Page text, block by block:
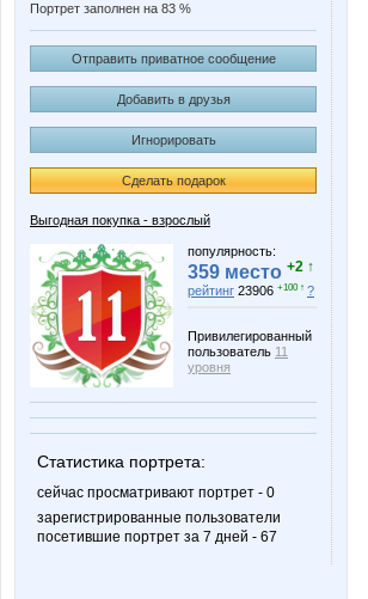
Портрет заполнен на 83 %
Отправить приватное сообщение
Добавить в друзья
Игнорировать
Сделать подарок
Выгодная покупка - взрослый
популярность:
359 место +2 ↑
рейтинг 23906 +100 ↑ ?
Привилегированный
пользователь 11
уровня
Статистика портрета:
сейчас просматривают портрет - 0
зарегистрированные пользователи
посетившие портрет за 7 дней - 67